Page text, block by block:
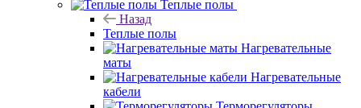
Теплые полы
Назад
Теплые полы
Нагревательные
маты
Нагревательные
кабели